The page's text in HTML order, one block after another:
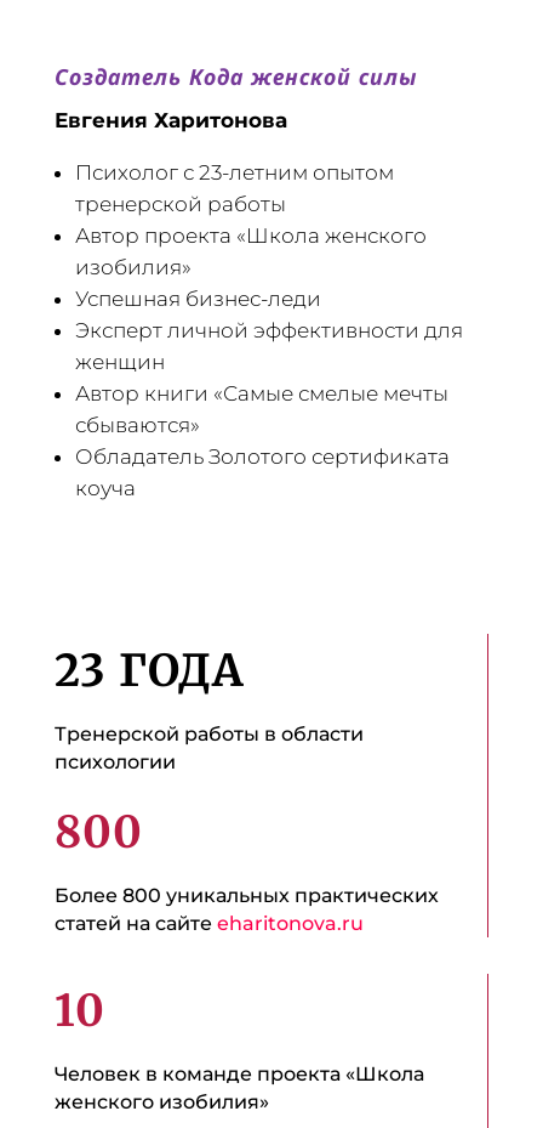
Создатель Кода женской силы
Евгения Харитонова
Психолог с 23-летним опытом
тренерской работы
Автор проекта «Школа женского
изобилия»
Успешная бизнес-леди
Эксперт личной эффективности для
женщин
Автор книги «Самые смелые мечты
сбываются»
Обладатель Золотого сертификата
коуча
23 ГОДА
Тренерской работы в области
психологии
800
Более 800 уникальных практических
статей на сайте eharitonova.ru
10
Человек в команде проекта «Школа
женского изобилия»